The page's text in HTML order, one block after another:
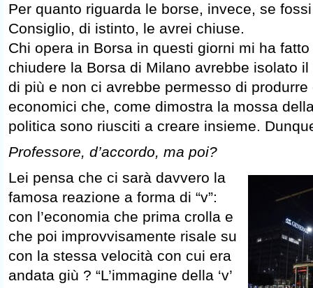
Per quanto riguarda le borse, invece, se
Consiglio, di istinto, le avrei chiuse.
Chi opera in Borsa in questi giorni mi ha
chiudere la Borsa di Milano avrebbe isolato
di più e non ci avrebbe permesso di
economici che, come dimostra la mossa
politica sono riusciti a creare insieme.
Professore, d’accordo, ma poi?
Lei pensa che ci sarà davvero la
famosa reazione a forma di “v”:
con l’economia che prima crolla e
che poi improvvisamente risale su
con la stessa velocità con cui era
andata giù ? “L’immagine della ‘v’